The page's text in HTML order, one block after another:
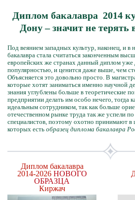
Диплом бакалавра 2014
Дону – значит не терять
Под веянием западных культур, наконец, и в
бакалавра стала считаться законченным
европейских же странах данный диплом уже
популярностью, и ценится даже выше, чем
Объясняется это довольно просто. В
которые хотят заниматься именно научной
знания углублены больше в теоретические
предприятии делать им особо нечего, тогда
идеальным сотрудником, так как больше
отечественном рынке труда так же успели
специалистов, поэтому охотно принимают в
которых есть образец диплома бакалавра
Диплом бакалавра
2014-2026 НОВОГО
ОБРАЗЦА
Киржач